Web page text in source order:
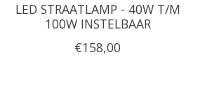
LED STRAATLAMP - 40W T/M
100W INSTELBAAR
€158,00